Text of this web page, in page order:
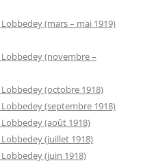
(mars – mai 1919)
(novembre –
(octobre 1918)
(septembre 1918)
(août 1918)
(juillet 1918)
(juin 1918)